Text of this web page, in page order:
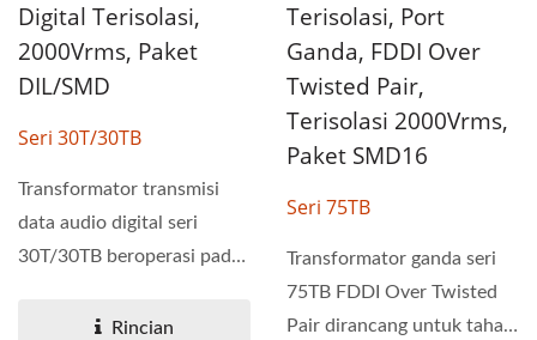
Digital Terisolasi,
2000Vrms, Paket
DIL/SMD
Seri 30T/30TB
Transformator transmisi
data audio digital seri
30T/30TB beroperasi pada
Rincian
Terisolasi, Port
Ganda, FDDI Over
Twisted Pair,
Terisolasi 2000Vrms,
Paket SMD16
Seri 75TB
Transformator ganda seri
75TB FDDI Over Twisted
Pair dirancang untuk tahan